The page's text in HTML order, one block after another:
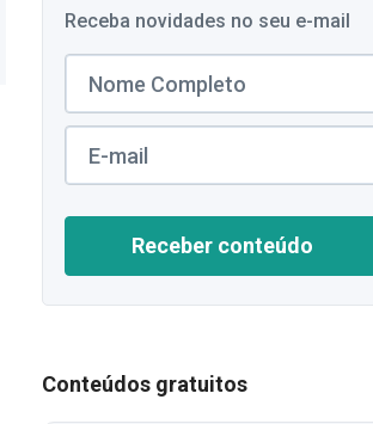
Receba novidades no seu e-mail
Receber conteúdo
Conteúdos gratuitos